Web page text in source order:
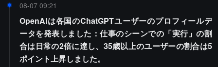
08-07 09:21
OpenAIは各国のChatGPTユーザーのプロフィールデ
ータを発表しました：仕事のシーンでの「実行」の割
合は日常の2倍に達し、35歳以上のユーザーの割合は5
ポイント上昇しました。